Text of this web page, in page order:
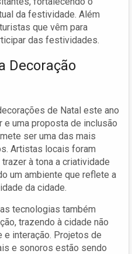
da festividade. Além
que vêm para
das festividades.
De­coração
de Natal este ano
e uma proposta de inclusão
ser uma das mais
Artistas locais foram
à tona a criatividade
um ambiente que reflete a
da cidade.
tecnologias também
trazendo à cidade não
e interação. Projetos de
e sonoros estão sendo